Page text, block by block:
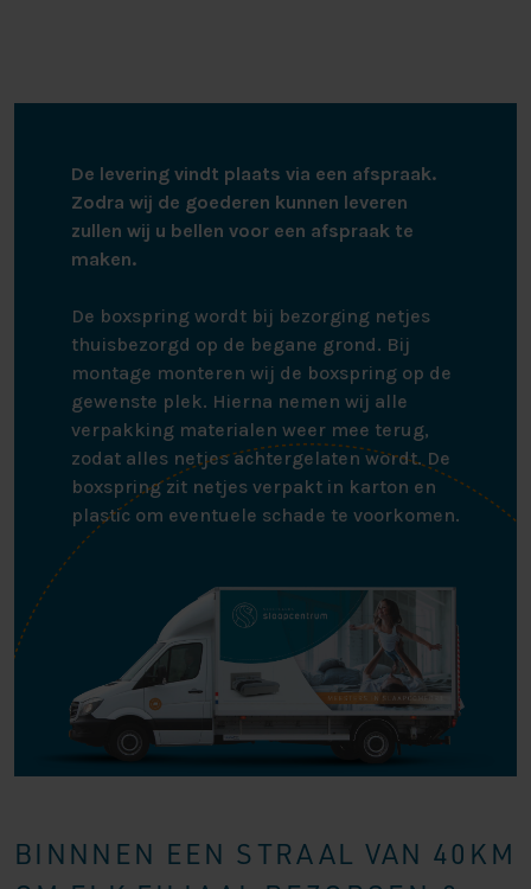
De levering vindt plaats via een afspraak.
Zodra wij de goederen kunnen leveren
zullen wij u bellen voor een afspraak te
maken.
De boxspring wordt bij bezorging netjes
thuisbezorgd op de begane grond. Bij
montage monteren wij de boxspring op de
gewenste plek. Hierna nemen wij alle
verpakking materialen weer mee terug,
zodat alles netjes achtergelaten wordt. De
boxspring zit netjes verpakt in karton en
plastic om eventuele schade te voorkomen.
BINNNEN EEN STRAAL VAN 40KM